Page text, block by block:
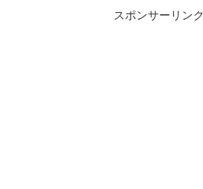
スポンサーリンク